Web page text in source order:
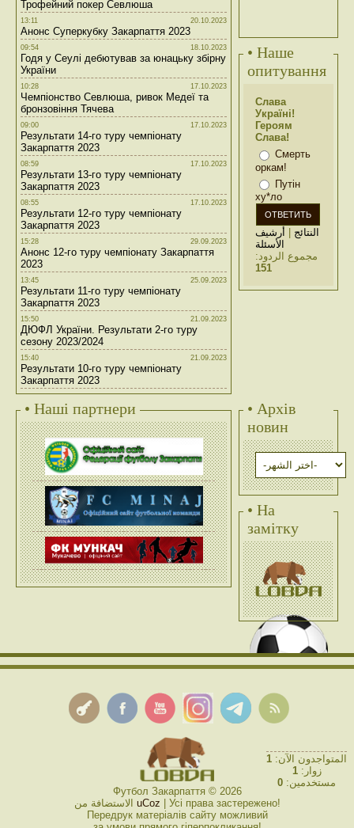
Трофейний покер Севлюша
13:11 20.10.2023
Анонс Суперкубку Закарпаття 2023
09:54 18.10.2023
Годя у Сеулі дебютував за юнацьку збірну
України
10:28 17.10.2023
Чемпіонство Севлюша, ривок Медеї та
бронзовіння Тячева
09:00 17.10.2023
Результати 14-го туру чемпіонату
Закарпаття 2023
08:59 17.10.2023
Результати 13-го туру чемпіонату
Закарпаття 2023
08:55 17.10.2023
Результати 12-го туру чемпіонату
Закарпаття 2023
15:28 29.09.2023
Анонс 12-го туру чемпіонату Закарпаття
2023
13:45 25.09.2023
Результати 11-го туру чемпіонату
Закарпаття 2023
15:50 21.09.2023
ДЮФЛ України. Результати 2-го туру
сезону 2023/2024
15:40 21.09.2023
Результати 10-го туру чемпіонату
Закарпаття 2023
• Наше
опитування
Слава
Україні!
Героям
Слава!
Смерть
оркам!
Путін
ху*ло
النتائج | أرشيف
الأسئلة
مجموع الردود:
151
• Наші партнери
• Архів
новин
• На
замітку
Футбол Закарпаття © 2026
uCoz | Усі права застережено!
Передрук матеріалів сайту можливий
المتواجدون الآن: 1
زوار:1
مستخدمين: 0